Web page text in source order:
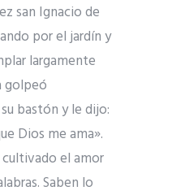
san Ignacio de
por el jardín y
largamente
golpeó
bastón y le dijo:
Dios me ama».
cultivado el amor
Saben lo